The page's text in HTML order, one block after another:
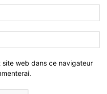
site web dans ce navigateur